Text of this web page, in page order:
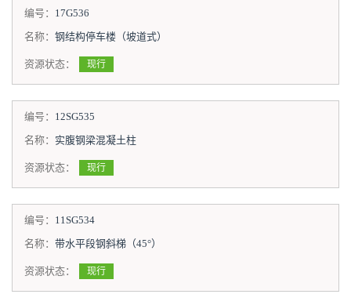
编号： 17G536
名称： 钢结构停车楼（坡道式）
资源状态： 现行
编号： 12SG535
名称： 实腹钢梁混凝土柱
资源状态： 现行
编号： 11SG534
名称： 带水平段钢斜梯（45°）
资源状态： 现行